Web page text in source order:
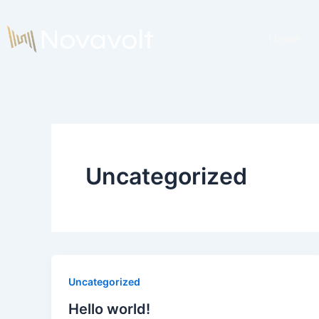
Inhalt
springen
Uncategorized
Uncategorized
Hello world!